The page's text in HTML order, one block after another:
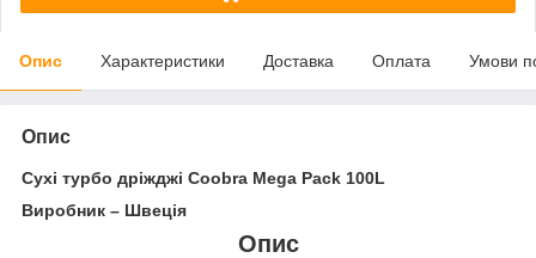
Опис Характеристики Доставка Оплата Умови
Опис
Сухі турбо дріжджі Coobra Mega Pack 100L
Виробник – Швеція
Опис